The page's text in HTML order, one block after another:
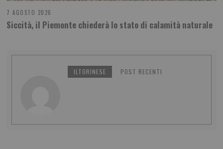
7 AGOSTO 2026
Siccità, il Piemonte chiederà lo stato di calamità naturale
ILTORINESE POST RECENTI